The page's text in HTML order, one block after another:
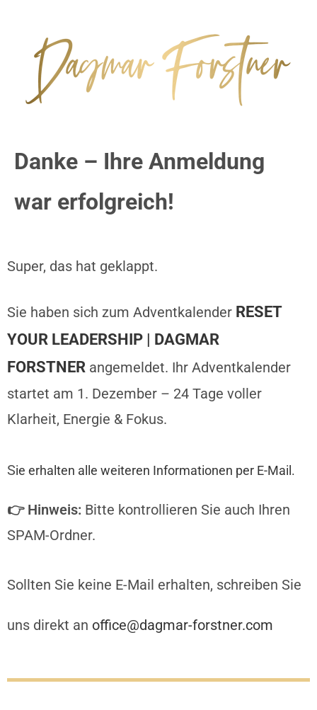
Danke – Ihre Anmeldung
war erfolgreich!
Super, das hat geklappt.
Sie haben sich zum Adventkalender RESET
YOUR LEADERSHIP | DAGMAR
FORSTNER angemeldet. Ihr Adventkalender
startet am 1. Dezember – 24 Tage voller
Klarheit, Energie & Fokus.
Sie erhalten alle weiteren Informationen per E-Mail.
👉 Hinweis: Bitte kontrollieren Sie auch Ihren
SPAM-Ordner.
Sollten Sie keine E-Mail erhalten, schreiben Sie
uns direkt an office@dagmar-forstner.com